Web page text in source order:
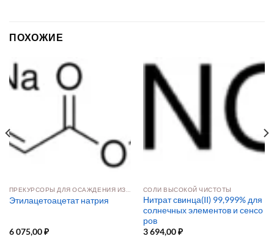
ПОХОЖИЕ
Этилацетоацетат натрия
6 075,00₽
СОЛИ ВЫСОКОЙ ЧИСТОТЫ
Нитрат свинца(II) 99,999% для
солнечных элементов и сенсо
ров
3 694,00₽